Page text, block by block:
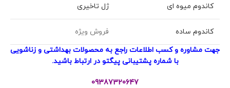
کاندوم میوه ای ژل تاخیری
کاندوم ساده
فروش ویژه
جهت مشاوره و کسب اطلاعات راجع به محصولات بهداشتی و زناشویی
با شماره پشتیبانی پیگتو در ارتباط باشید.
09387320647